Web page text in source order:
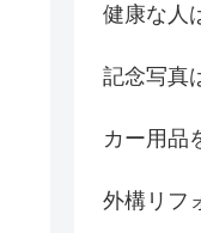
健康な人
記念写真
カー用品
外構リフ